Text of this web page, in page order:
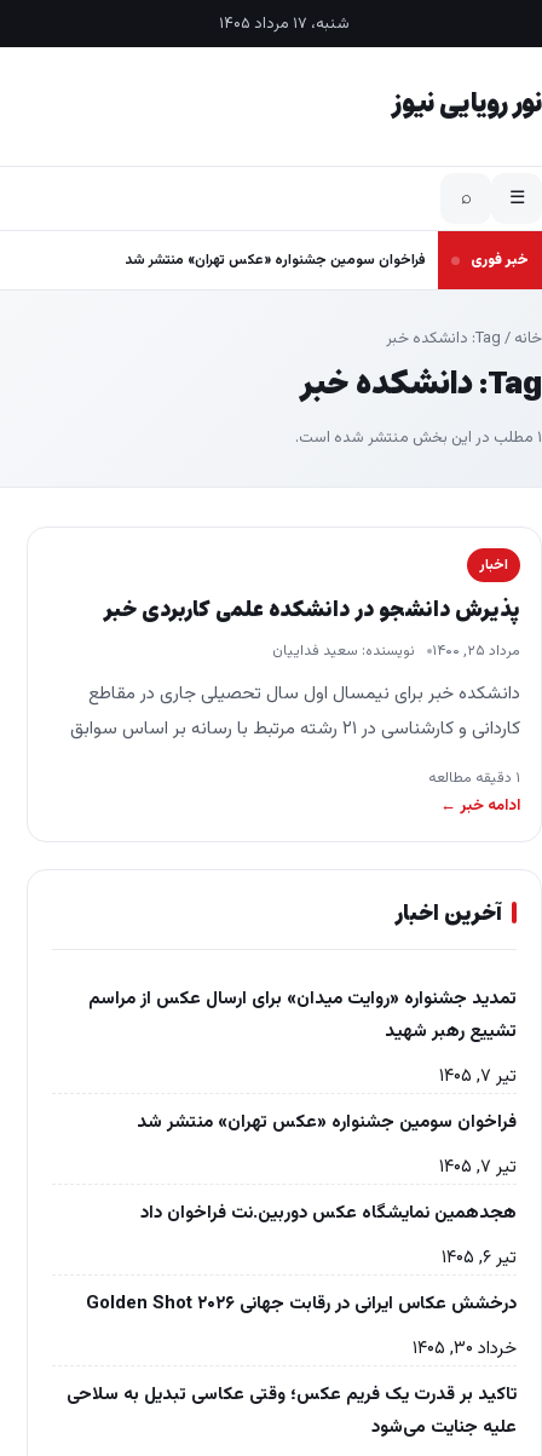
شنبه، ۱۷ مرداد ۱۴۰۵
نور رویایی نیوز
☰
⌕
خبر فوری فراخوان سومین جشنواره «عکس تهران» منتشر شد
خانه / Tag: دانشکده خبر
Tag: دانشکده خبر
۱ مطلب در این بخش منتشر شده است.
اخبار
پذیرش دانشجو در دانشکده علمی کاربردی خبر
مرداد ۲۵, ۱۴۰۰ نویسنده: سعید فداییان
دانشکده خبر برای نیمسال اول سال تحصیلی جاری در مقاطع
کاردانی و کارشناسی در ۲۱ رشته مرتبط با رسانه بر اساس سوابق
تحصیلی و بدون… ۱ دقیقه مطالعه
ادامه خبر ←
آخرین اخبار
تمدید جشنواره «روایت میدان» برای ارسال عکس از مراسم
تشییع رهبر شهید
تیر ۷, ۱۴۰۵
فراخوان سومین جشنواره «عکس تهران» منتشر شد
تیر ۷, ۱۴۰۵
هجدهمین نمایشگاه عکس دوربین.نت فراخوان داد
تیر ۶, ۱۴۰۵
درخشش عکاس ایرانی در رقابت جهانی Golden Shot ۲۰۲۶
خرداد ۳۰, ۱۴۰۵
تاکید بر قدرت یک فریم عکس؛ وقتی عکاسی تبدیل به سلاحی
علیه جنایت می‌شود